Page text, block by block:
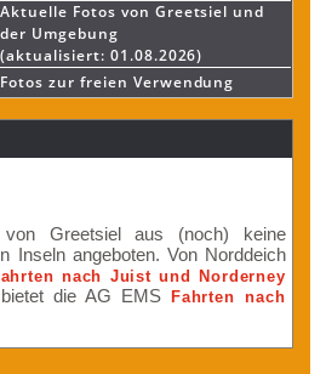
Aktuelle Fotos von Greetsiel und
der Umgebung
(aktualisiert: 01.08.2026)
Fotos zur freien Verwendung
Greetsiel aus (noch) keine
Inseln angeboten. Von Norddeich
nach Juist und Norderney
die AG EMSFahrten nach